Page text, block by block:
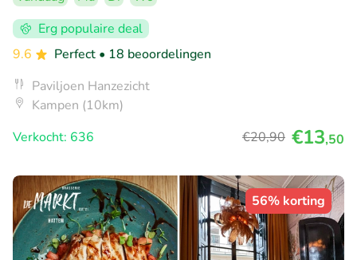
Erg populaire deal
9.6
Perfect • 18 beoordelingen
Paviljoen Hanzezicht
Kampen (10km)
Verkocht: 636
€20,90 €13,50
56% korting